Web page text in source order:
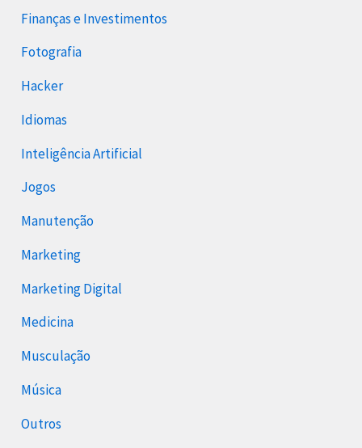
Finanças e Investimentos
Fotografia
Hacker
Idiomas
Inteligência Artificial
Jogos
Manutenção
Marketing
Marketing Digital
Medicina
Musculação
Música
Outros